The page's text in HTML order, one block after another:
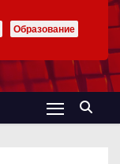
Образование